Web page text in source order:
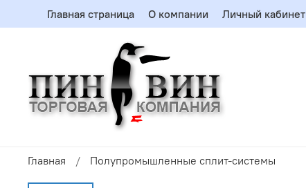
Главная страница О компании Личный кабинет
Главная Полупромышленные сплит-системы